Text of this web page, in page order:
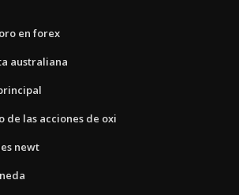
en forex
australiana
de las acciones de oxi
newt